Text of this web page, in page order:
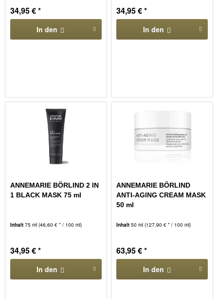
34,95 € *
In den
34,95 € *
In den
ANNEMARIE BÖRLIND 2 IN
1 BLACK MASK 75 ml
Inhalt75 ml(46,60 € * / 100 ml)
34,95 € *
In den
ANNEMARIE BÖRLIND
ANTI-AGING CREAM MASK
50 ml
Inhalt50 ml(127,90 € * / 100 ml)
63,95 € *
In den